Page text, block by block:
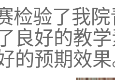
检验了我
良好的教
的预期效